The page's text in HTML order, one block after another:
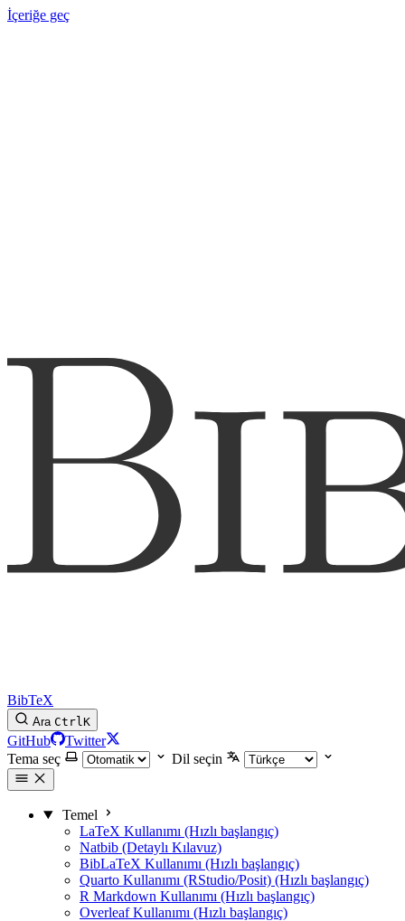
İçeriğe geç
BibTeX
Ara CtrlK
GitHub
Twitter
Tema seç
Dil seçin
Temel
LaTeX Kullanımı (Hızlı başlangıç)
Natbib (Detaylı Kılavuz)
BibLaTeX Kullanımı (Hızlı başlangıç)
Quarto Kullanımı (RStudio/Posit) (Hızlı başlangıç)
R Markdown Kullanımı (Hızlı başlangıç)
Overleaf Kullanımı (Hızlı başlangıç)